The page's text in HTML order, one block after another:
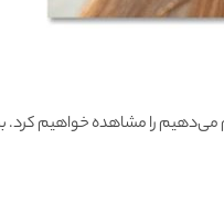
مشاهده خواهیم کرد. برای این